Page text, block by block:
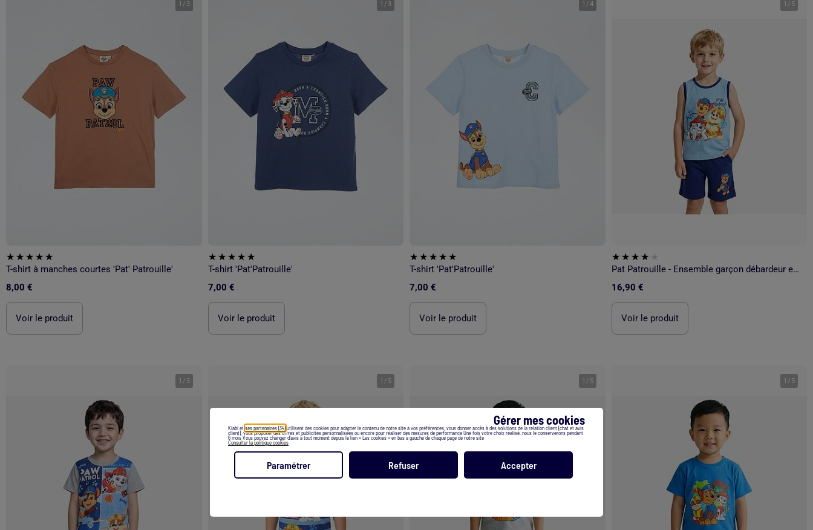
Gérer mes cookies
Kiabi et ses partenaires (34) utilisent des cookies pour adapter le contenu de notre site à vos préférences, vous donner accès à des solutions de la relation client (chat et avis
client), vous proposer des offres et publicités personnalisées ou encore pour réaliser des mesures de performance.Une fois votre choix réalisé, nous le conserverons pendant
6 mois.Vous pouvez changer d’avis à tout moment depuis le lien « Les cookies » en bas à gauche de chaque page de notre site.
Consulter la politique cookies
Paramétrer Refuser Accepter
1 / 3
T-shirt à manches courtes 'Pat' Patrouille'
8,00 €
Voir le produit
1 / 3
T-shirt 'Pat'Patrouille'
7,00 €
Voir le produit
1 /4
T-shirt 'Pat'Patrouille'
7,00 €
Voir le produit
1 / 5
Pat Patrouille - Ensemble garçon débardeur et short
16,90 €
Voir le produit
1 / 5 1 / 5 1 / 5 1 / 5